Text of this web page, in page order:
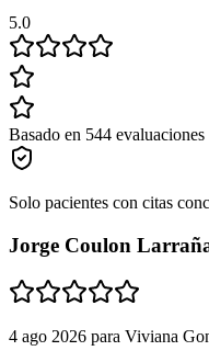
5.0
Basado en 544 evaluaciones
Solo pacientes con citas
Jorge Coulon
4 ago 2026 para Viviana